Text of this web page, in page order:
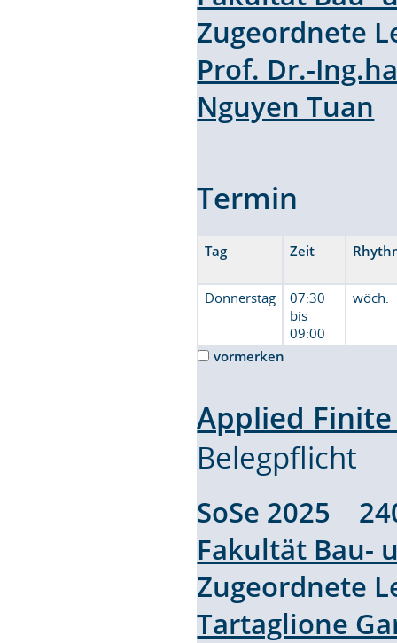
Zugeordnete
Prof. Dr.-
Nguyen Tuan
Termin
Tag Zeit
Donnerstag
07:30
bis
09:00
wöch.
vormerken
Applied
Belegpflicht
SoSe 2025
Fakultät Bau-
Zugeordnete
Tartaglione